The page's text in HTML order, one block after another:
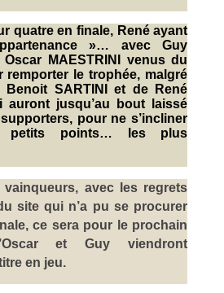
quatre en finale, René ayant
»… avec Guy
Oscar MAESTRINI venus du
remporter le trophée, malgré
Benoit SARTINI et de René
auront jusqu’au bout laissé
pour ne s’incliner
petits points… les plus
vainqueurs, avec les regrets
site qui n’a pu se procurer
ce sera pour le prochain
et Guy viendront
en jeu.